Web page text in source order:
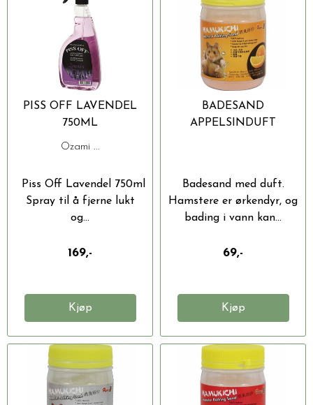
PISS OFF LAVENDEL
750ML
Ozami ...
Piss Off Lavendel 750ml
Spray til å fjerne lukt
og...
169,-
Kjøp
BADESAND
APPELSINDUFT
Badesand med duft.
Hamstere er ørkendyr, og
bading i vann kan...
69,-
Kjøp